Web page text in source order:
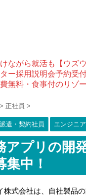
ながら就活も【ウズ
ー採用説明会予約受
無料・食事付のリゾ
> 正社員 >
派遣・契約社員 エンジニ
アプリの開
集中！
株式会社は、自社製品